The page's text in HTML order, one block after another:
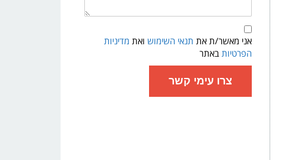
תנאי
שימוש
ומדיניות
פרטיות
אני מאשר/ת את תנאי השימוש ואת מדיניות
הפרטיות באתר
צרו עימי קשר